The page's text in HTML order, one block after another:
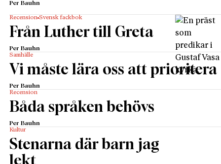
Per Bauhn
Recension Svensk fackbok
Från Luther till Greta
Per Bauhn
Samhälle
Vi måste lära oss att prioritera
Per Bauhn
Recension
Båda språken behövs
Per Bauhn
Kultur
Stenarna där barn jag